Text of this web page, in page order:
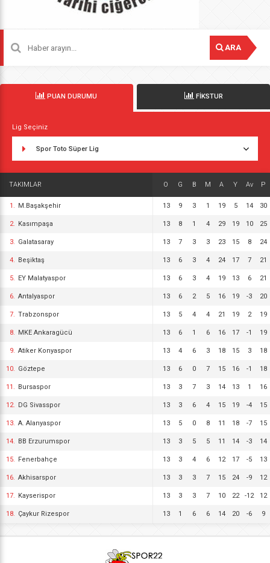
ARA
PUAN DURUMU FİKSTUR
Lig Seçiniz
Spor Toto Süper Lig
TAKIMLAR O G B M A Y Av P
1. M.Başakşehir 13 9 3 1 19 5 14 30
2. Kasımpaşa 13 8 1 4 29 19 10 25
3. Galatasaray 13 7 3 3 23 15 8 24
4. Beşiktaş 13 6 3 4 24 17 7 21
5. EY Malatyaspor 13 6 3 4 19 13 6 21
6. Antalyaspor 13 6 2 5 16 19 -3 20
7. Trabzonspor 13 5 4 4 21 19 2 19
8. MKE Ankaragücü 13 6 1 6 16 17 -1 19
9. Atiker Konyaspor 13 4 6 3 18 15 3 18
10. Göztepe 13 6 0 7 15 16 -1 18
11. Bursaspor 13 3 7 3 14 13 1 16
12. DG Sivasspor 13 3 6 4 15 19 -4 15
13. A. Alanyaspor 13 5 0 8 11 18 -7 15
14. BB Erzurumspor 13 3 5 5 11 14 -3 14
15. Fenerbahçe 13 3 4 6 12 17 -5 13
16. Akhisarspor 13 3 3 7 15 24 -9 12
17. Kayserispor 13 3 3 7 10 22 -12 12
18. Çaykur Rizespor 13 1 6 6 14 20 -6 9